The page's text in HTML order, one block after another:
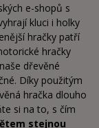
e-shopů s
kluci i holky
hračky patří
hračky
dřevěné
Díky použitým
hračka dlouho
si na to, s čím
stejnou